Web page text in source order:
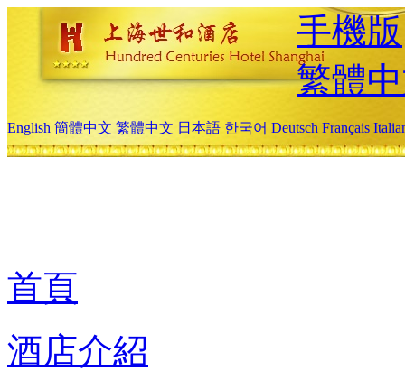
手機版
繁體
English 簡體中文 繁體中文 日本語 한국어 Deutsch Français
首頁
酒店介紹